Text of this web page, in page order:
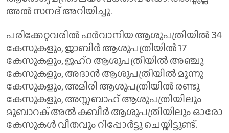
അൽ സനദ് അറിയിച്ചു.
പരിക്കേറ്റവരിൽ ഫർവാനിയ ആശുപത്രിയിൽ 34
കേസുകളും, ജാബിർ ആശുപത്രിയിൽ 17
കേസുകളും, ജഹ്‌റ ആശുപത്രിയിൽ അഞ്ചു
കേസുകളും, അദാൻ ആശുപത്രിയിൽ മൂന്നു
കേസുകളും, അമിരി ആശുപത്രിയിൽ രണ്ടു
കേസുകളും, അസ്സബാഹ് ആശുപത്രിയിലും
മുബാറക് അൽ കബീർ ആശുപത്രിയിലും ഓരോ
കേസുകൾ വീതവും റിപ്പോർട്ടു ചെയ്തിട്ടുണ്ട്.